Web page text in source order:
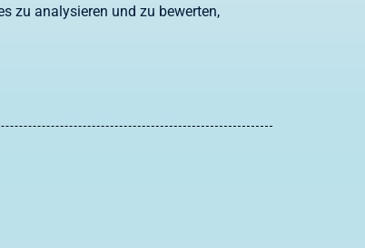
zu analysieren und zu bewerten,